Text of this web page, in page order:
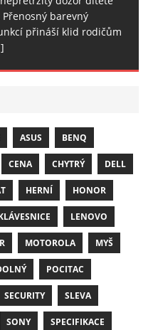
barevný
přináší klid rodičům
ASUS BENQ
CENA CHYTRÝ DELL
HERNÍ HONOR
LENOVO
MOTOROLA MYŠ
POCITAC
SECURITY SLEVA
SONY SPECIFIKACE